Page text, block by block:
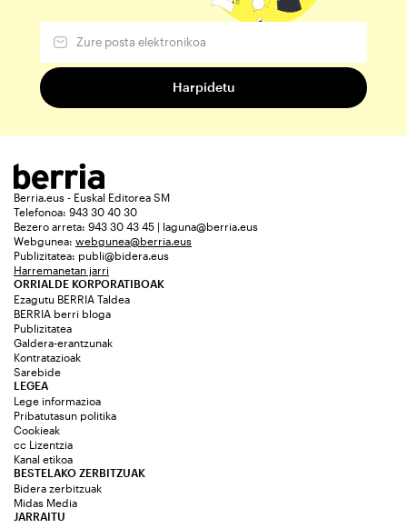
Berria.eus - Euskal Editorea SM
Telefonoa: 943 30 40 30
Bezero arreta: 943 30 43 45 | laguna@berria.eus
Webgunea: webgunea@berria.eus
Publizitatea: publi@bidera.eus
Harremanetan jarri
ORRIALDE KORPORATIBOAK
Ezagutu BERRIA Taldea
BERRIA berri bloga
Publizitatea
Galdera-erantzunak
Kontratazioak
Sarebide
JARRAITU
LEGEA
Lege informazioa
Pribatutasun politika
Cookieak
cc Lizentzia
Kanal etikoa
BESTELAKO ZERBITZUAK
Bidera zerbitzuak
Midas Media